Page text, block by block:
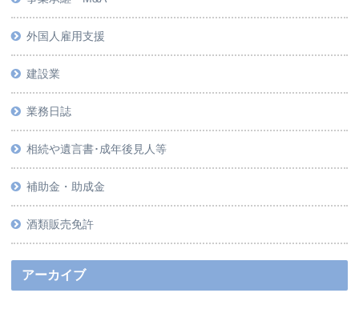
外国人雇用支援
建設業
業務日誌
相続や遺言書･成年後見人等
補助金・助成金
酒類販売免許
アーカイブ